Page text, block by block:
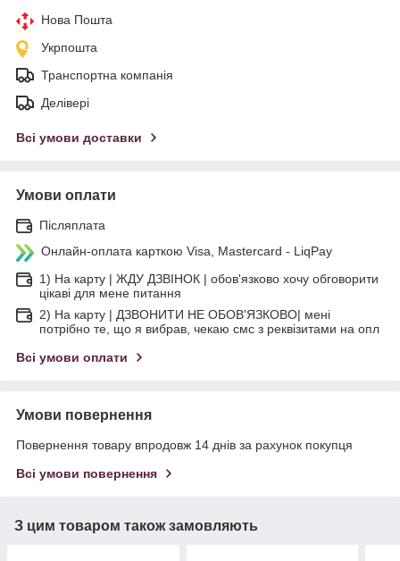
Нова Пошта
Укрпошта
Транспортна компанія
Делівері
Всі умови доставки
Умови оплати
Післяплата
Онлайн-оплата карткою Visa, Mastercard - LiqPay
1) На карту | ЖДУ ДЗВІНОК | обов'язково хочу обговорити
цікаві для мене питання
2) На карту | ДЗВОНИТИ НЕ ОБОВ'ЯЗКОВО| мені
потрібно те, що я вибрав, чекаю смс з реквізитами на опл
Всі умови оплати
Умови повернення
Повернення товару впродовж 14 днів за рахунок покупця
Всі умови повернення
З цим товаром також замовляють